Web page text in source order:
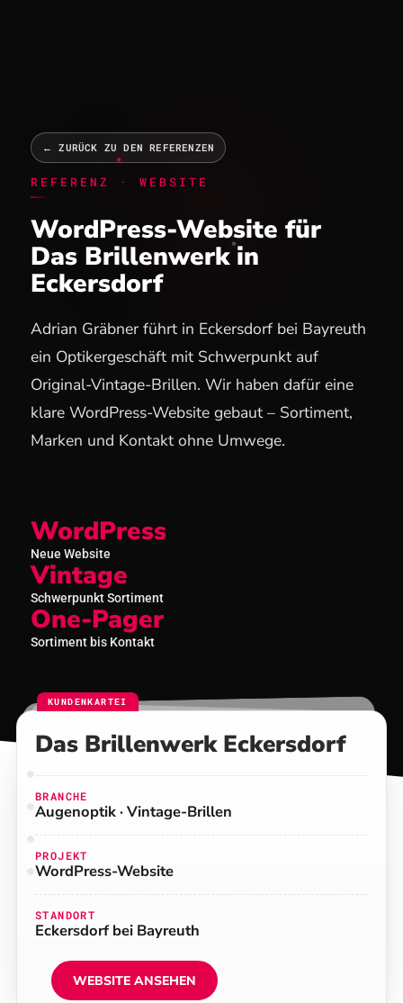
← ZURÜCK ZU DEN REFERENZEN
REFERENZ · WEBSITE
WordPress-Website für
Das Brillenwerk in
Eckersdorf
Adrian Gräbner führt in Eckersdorf bei Bayreuth
ein Optikergeschäft mit Schwerpunkt auf
Original-Vintage-Brillen. Wir haben dafür eine
klare WordPress-Website gebaut – Sortiment,
Marken und Kontakt ohne Umwege.
WordPress
Neue Website
Vintage
Schwerpunkt Sortiment
One-Pager
Sortiment bis Kontakt
KUNDENKARTEI
Das Brillenwerk Eckersdorf
BRANCHE
Augenoptik · Vintage-Brillen
PROJEKT
WordPress-Website
STANDORT
Eckersdorf bei Bayreuth
WEBSITE ANSEHEN